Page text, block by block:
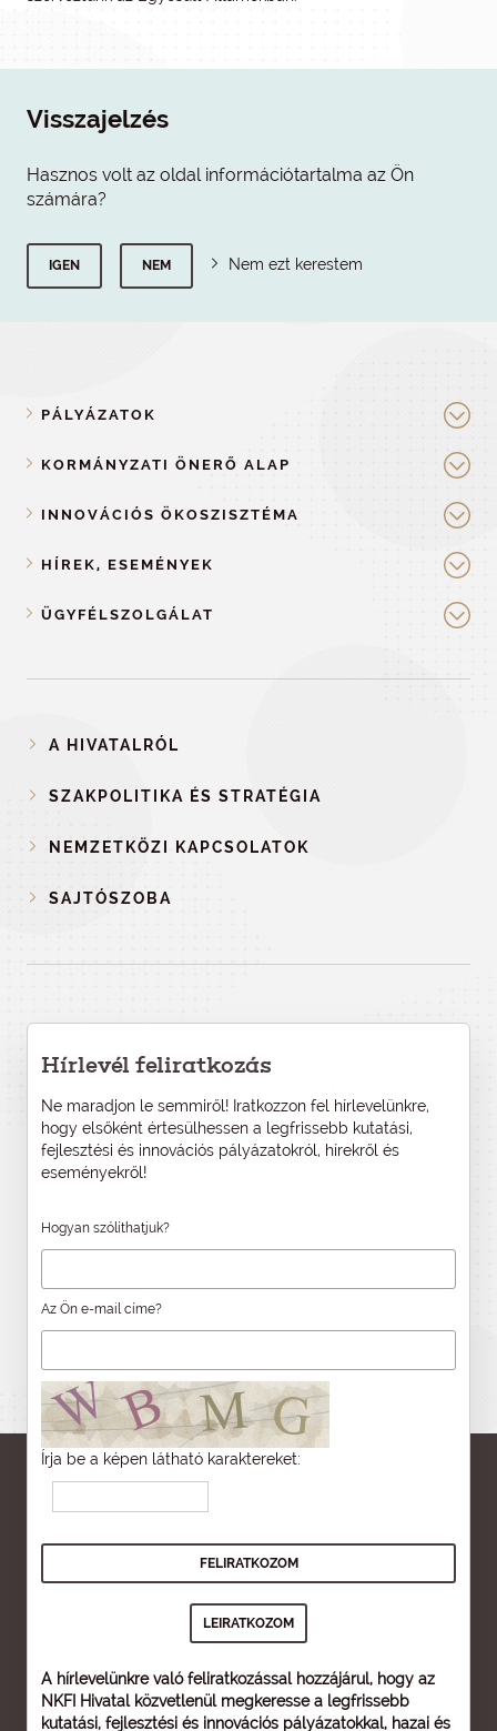
Visszajelzés
Hasznos volt az oldal információtartalma az Ön
számára?
IGEN NEM Nem ezt kerestem
PÁLYÁZATOK
KORMÁNYZATI ÖNERŐ ALAP
INNOVÁCIÓS ÖKOSZISZTÉMA
HÍREK, ESEMÉNYEK
ÜGYFÉLSZOLGÁLAT
A HIVATALRÓL
SZAKPOLITIKA ÉS STRATÉGIA
NEMZETKÖZI KAPCSOLATOK
SAJTÓSZOBA
Hírlevél feliratkozás
Ne maradjon le semmiről! Iratkozzon fel hírlevelünkre,
hogy elsőként értesülhessen a legfrissebb kutatási,
fejlesztési és innovációs pályázatokról, hírekről és
eseményekről!
Hogyan szólíthatjuk?
Az Ön e-mail címe?
Írja be a képen látható karaktereket:
A hírlevelünkre való feliratkozással hozzájárul, hogy az
NKFI Hivatal közvetlenül megkeresse a legfrissebb
kutatási, fejlesztési és innovációs pályázatokkal, hazai és